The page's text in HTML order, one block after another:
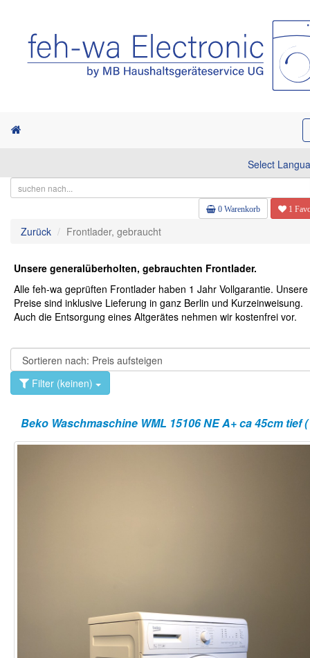
Select
0 Warenkorb 1
Zurück Frontlader, gebraucht
Unsere generalüberholten, gebrauchten Frontlader.
Alle feh-wa geprüften Frontlader haben 1 Jahr Vollgarantie. Unsere
Preise sind inklusive Lieferung in ganz Berlin und Kurzeinweisung.
Auch die Entsorgung eines Altgerätes nehmen wir kostenfrei vor.
Filter (keinen)